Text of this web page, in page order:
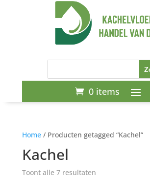
0 items
Home/ Producten getagged “Kachel”
Kachel
Toont alle 7 resultaten